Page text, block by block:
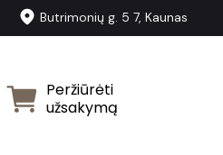
Butrimonių g. 5 7, Kaunas
Peržiūrėti
užsakymą